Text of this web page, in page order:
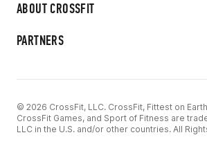
ABOUT CROSSFIT
PARTNERS
© 2026 CrossFit, LLC. CrossFit, Fittest on
CrossFit Games, and Sport of Fitness are
LLC in the U.S. and/or other countries. All